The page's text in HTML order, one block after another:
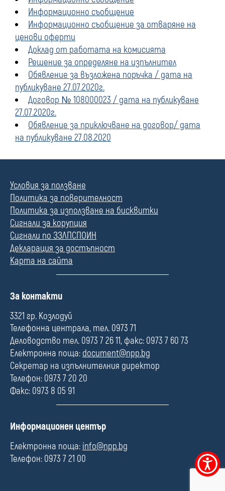
Меню
за
Информационно съобщение
Информационно съобщение за отваряне на
ценови оферти
Доклад от работата на комисията
Решение за определяне на изпълнител
Обявление за възложена поръчка / дата на
публикуване 27.07.2020г.
Договор № 108000023 / дата на публикуване
27.07.2020г.
Обявление за приключване на договор/ дата
на публикуване 27.08.2020
Условия за ползване
Политика за поверителност
Политика за използване на бисквитки
Сигнали за корупция
Сигнали по ЗЗЛПСПОИН
Декларация за достъпност
Карта на сайта
П
л
е
За контакти
3321 гр. Козлодуй
Телефонна централа, тел. 0973 71
Деловодство тел. 0973 7 26 11, факс: 0973 7 60 73
Електронна поща: document@npp.bg
Секретар на изпълнителния директор
Телефон: 0973 7 20 20
Факс: 0973 8 05 91
П
л
е
Информационен център
Електронна поща: info@npp.bg
Телефон: 0973 7 21 00